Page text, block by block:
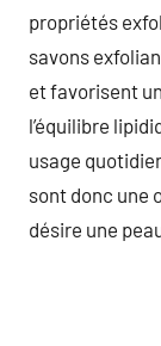
propriétés
savons
et favorisent
l’équilibre
usage
sont donc une
désire une